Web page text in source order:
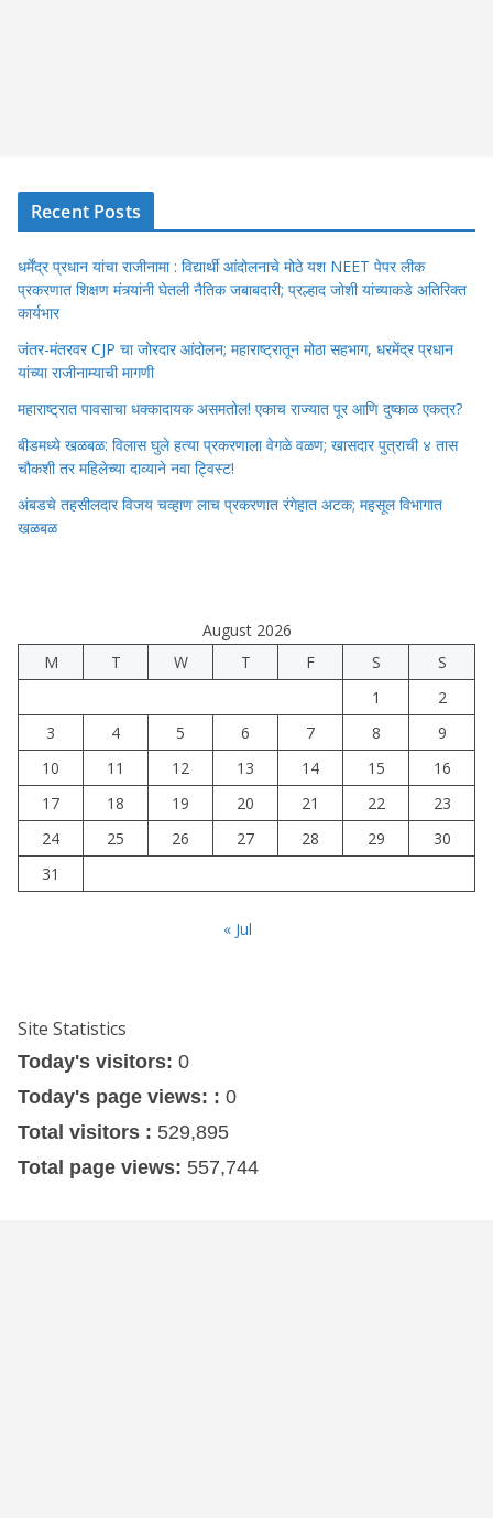
Recent Posts
धर्मेंद्र प्रधान यांचा राजीनामा : विद्यार्थी आंदोलनाचे मोठे यश NEET पेपर लीक
प्रकरणात शिक्षण मंत्र्यांनी घेतली नैतिक जबाबदारी; प्रल्हाद जोशी यांच्याकडे अतिरिक्त
कार्यभार
जंतर-मंतरवर CJP चा जोरदार आंदोलन; महाराष्ट्रातून मोठा सहभाग, धरमेंद्र प्रधान
यांच्या राजीनाम्याची मागणी
महाराष्ट्रात पावसाचा धक्कादायक असमतोल! एकाच राज्यात पूर आणि दुष्काळ एकत्र?
बीडमध्ये खळबळ: विलास घुले हत्या प्रकरणाला वेगळे वळण; खासदार पुत्राची ४ तास
चौकशी तर महिलेच्या दाव्याने नवा ट्विस्ट!
अंबडचे तहसीलदार विजय चव्हाण लाच प्रकरणात रंगेहात अटक; महसूल विभागात
खळबळ
August 2026
M
T W T F S
S
1
2
3
4 5 6 7 8
9
10
11 12 13 14 15
16
17
18 19 20 21 22
23
24
25 26 27 28 29
30
31
« Jul
Site Statistics
Today's visitors: 0
Today's page views: : 0
Total visitors : 529,895
Total page views: 557,744